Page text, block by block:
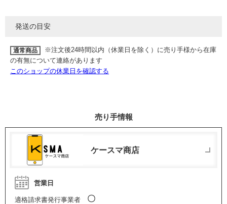
発送の目安
通常商品
※注文後24時間以内（休業日を除く）に売り手様から在庫
の有無について連絡があります
このショップの休業日を確認する
売り手情報
ケースマ商店
営業日
適格請求書発行事業者 〇